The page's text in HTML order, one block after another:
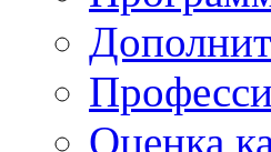
Оценка